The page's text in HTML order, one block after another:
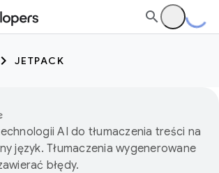
JETPACK
AI do tłumaczenia treści na
język. Tłumaczenia wygenerowane
błędy.